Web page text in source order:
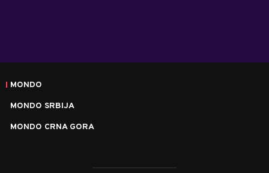
MONDO
MONDO SRBIJA
MONDO CRNA GORA